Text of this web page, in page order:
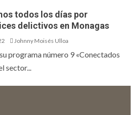
todos los días por
delictivos en Monagas
Johnny Moisés Ulloa
programa número 9 «Conectados
sector...